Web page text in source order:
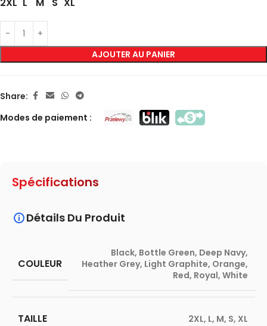
2XL L M S XL
AJOUTER AU PANIER
Share:
Modes de paiement :
Spécifications
Détails Du Produit
COULEUR
Black, Bottle Green, Deep Navy,
Heather Grey, Light Graphite, Orange,
Red, Royal, White
TAILLE 2XL, L, M, S, XL